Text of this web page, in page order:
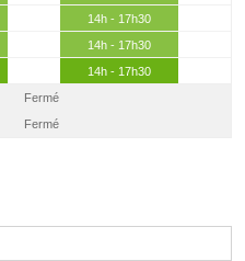
14h - 17h30
14h - 17h30
14h - 17h30
Fermé
Fermé